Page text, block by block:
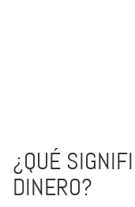
¿QUÉ
DINERO?